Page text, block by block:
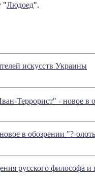
"Людоед".
искусств Украины
Террорист" - новое в
в обозрении "?-
русского философа